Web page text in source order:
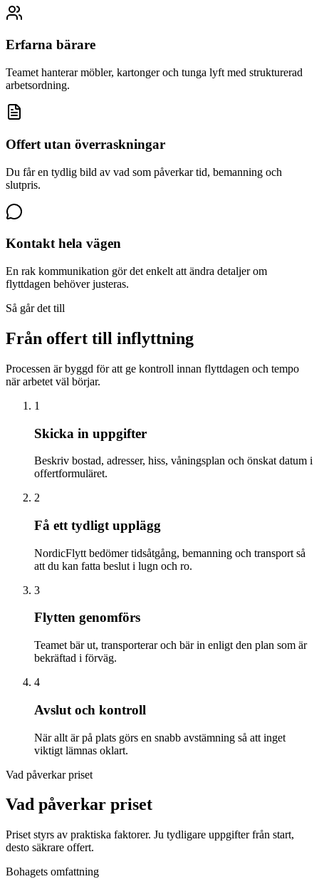
Erfarna bärare
Teamet hanterar möbler, kartonger och tunga lyft med strukturerad
arbetsordning.
Offert utan överraskningar
Du får en tydlig bild av vad som påverkar tid, bemanning och
slutpris.
Kontakt hela vägen
En rak kommunikation gör det enkelt att ändra detaljer om
flyttdagen behöver justeras.
Så går det till
Från offert till inflyttning
Processen är byggd för att ge kontroll innan flyttdagen och tempo
när arbetet väl börjar.
1
Skicka in uppgifter
Beskriv bostad, adresser, hiss, våningsplan och önskat datum i
offertformuläret.
2
Få ett tydligt upplägg
NordicFlytt bedömer tidsåtgång, bemanning och transport så
att du kan fatta beslut i lugn och ro.
3
Flytten genomförs
Teamet bär ut, transporterar och bär in enligt den plan som är
bekräftad i förväg.
4
Avslut och kontroll
När allt är på plats görs en snabb avstämning så att inget
viktigt lämnas oklart.
Vad påverkar priset
Vad påverkar priset
Priset styrs av praktiska faktorer. Ju tydligare uppgifter från start,
desto säkrare offert.
Bohagets omfattning